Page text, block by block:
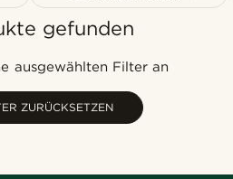
Am beliebtesten
Höchster Preis
gefunden
ausgewählten Filter an
ZURÜCKSETZEN